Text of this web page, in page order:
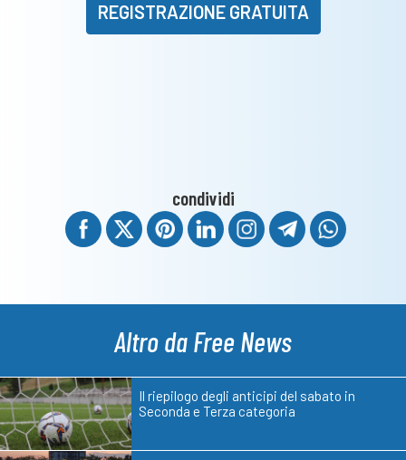
REGISTRAZIONE GRATUITA
condividi
Altro da Free News
Il riepilogo degli anticipi del sabato in
Seconda e Terza categoria